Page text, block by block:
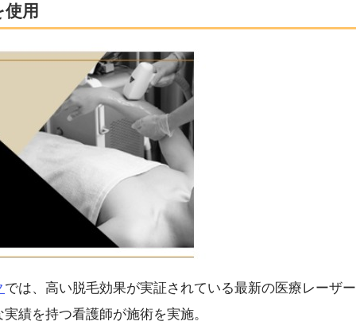
用
では、高い脱毛効果が実証されている最新の医療レーザー
績を持つ看護師が施術を実施。